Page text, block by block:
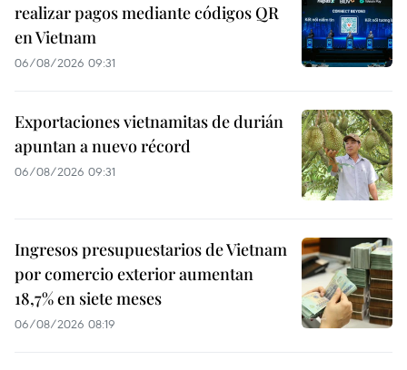
realizar pagos mediante códigos QR
en Vietnam
06/08/2026 09:31
Exportaciones vietnamitas de durián
apuntan a nuevo récord
06/08/2026 09:31
Ingresos presupuestarios de Vietnam
por comercio exterior aumentan
18,7% en siete meses
06/08/2026 08:19